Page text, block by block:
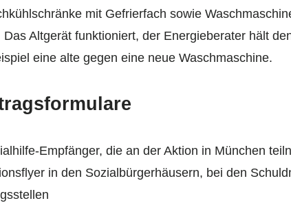
mit Gefrierfach sowie
Altgerät funktioniert, der Energieberater hält
eine alte gegen eine neue Waschmaschine.
Empfänger, die an der Aktion in München
in den Sozialbürgerhäusern, bei den